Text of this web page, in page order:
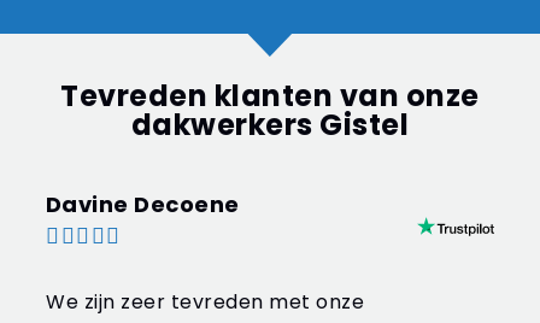
Tevreden klanten van onze
dakwerkers Gistel
Davine Decoene
    
We zijn zeer tevreden met onze